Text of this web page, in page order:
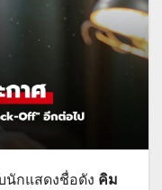
นักแสดงชื่อดัง คิม